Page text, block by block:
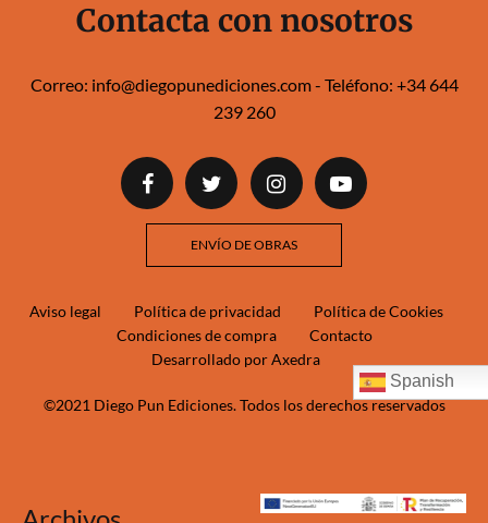
Contacta con nosotros
Correo: info@diegopunediciones.com- Teléfono: +34 644
239 260‬‬
ENVÍO DE OBRAS
©2021 Diego Pun Ediciones. Todos los derechos reservados
Aviso legal Política de privacidad
Política de Cookies
Condiciones de compra
Contacto
Desarrollado por Axedra
Spanish